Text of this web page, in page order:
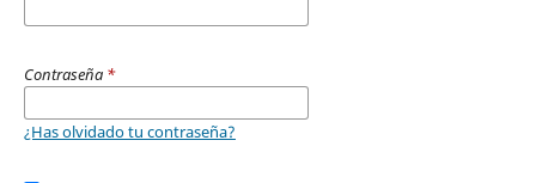
Contraseña *
¿Has olvidado tu contraseña?